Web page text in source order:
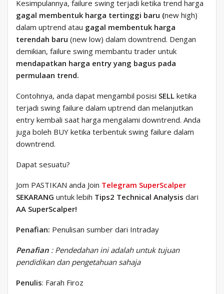
Kesimpulannya, failure swing terjadi ketika trend harga
gagal membentuk harga tertinggi baru (new high)
dalam uptrend atau gagal membentuk harga
terendah baru (new low) dalam downtrend. Dengan
demikian, failure swing membantu trader untuk
mendapatkan harga entry yang bagus pada
permulaan trend.
Contohnya, anda dapat mengambil posisi SELL ketika
terjadi swing failure dalam uptrend dan melanjutkan
entry kembali saat harga mengalami downtrend. Anda
juga boleh BUY ketika terbentuk swing failure dalam
downtrend.
Dapat sesuatu?
Jom PASTIKAN anda Join Telegram SuperScalper
SEKARANG untuk lebih Tips2 Technical Analysis dari
AA SuperScalper!
Penafian: Penulisan sumber dari Intraday
Penafian : Pendedahan ini adalah untuk tujuan
pendidikan dan pengetahuan sahaja
Penulis: Farah Firoz